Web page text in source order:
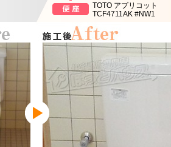
TOTO アプリコット
TCF4711AK #NW1